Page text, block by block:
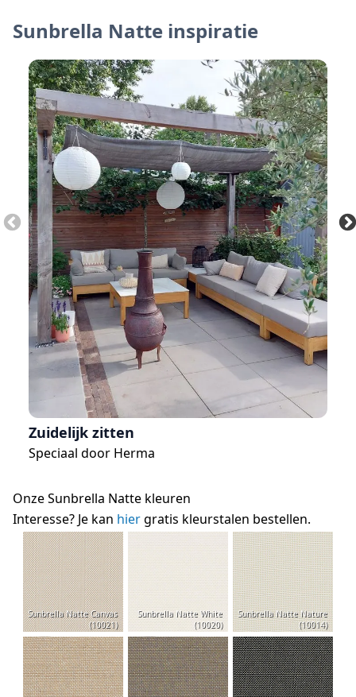
Sunbrella Natte inspiratie
Zuidelijk zitten
Speciaal door Herma
Onze Sunbrella Natte kleuren
Interesse? Je kan hiergratis kleurstalen bestellen.